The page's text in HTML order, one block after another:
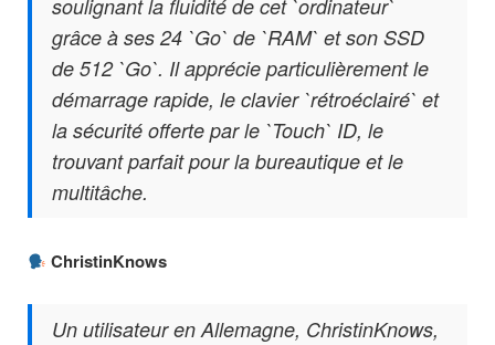
soulignant la fluidité de cet `ordinateur`
grâce à ses 24 `Go` de `RAM` et son SSD
de 512 `Go`. Il apprécie particulièrement le
démarrage rapide, le clavier `rétroéclairé` et
la sécurité offerte par le `Touch` ID, le
trouvant parfait pour la bureautique et le
multitâche.
ChristinKnows
Un utilisateur en Allemagne, ChristinKnows,